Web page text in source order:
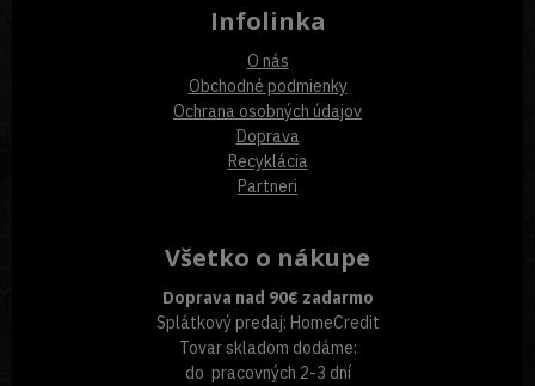
Infolinka
O nás
Obchodné podmienky
Ochrana osobných údajov
Doprava
Recyklácia
Partneri
Všetko o nákupe
Doprava nad 90€ zadarmo
Splátkový predaj: HomeCredit
Tovar skladom dodáme:
do pracovných 2-3 dní